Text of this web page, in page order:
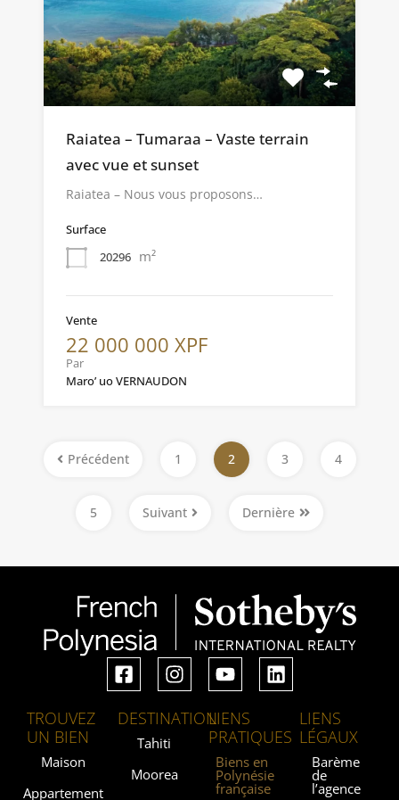
Raiatea – Tumaraa – Vaste terrain
avec vue et sunset
Raiatea – Nous vous proposons…
Surface
20296 m²
Vente
22 000 000 XPF
Par
Maro’ uo VERNAUDON
Précédent 1 2 3 4
5 Suivant Dernière
TROUVEZ
UN BIEN
Maison
Appartement
DESTINATION
Tahiti
Moorea
LIENS
PRATIQUES
Biens en
Polynésie
française
LIENS
LÉGAUX
Barème
de
l’agence